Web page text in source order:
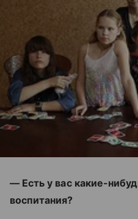
— Есть у вас какие-
воспитания?